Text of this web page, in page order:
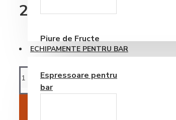
Piure de Fructe
ECHIPAMENTE PENTRU BAR
Espressoare pentru
bar
27,69RON